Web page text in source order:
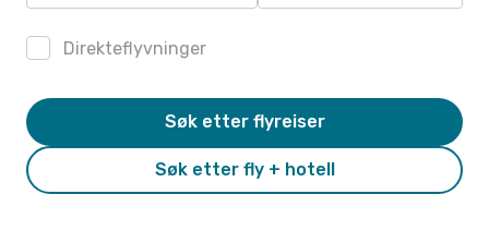
Direkteflyvninger
Søk etter fly + hotell
Søk etter flyreiser